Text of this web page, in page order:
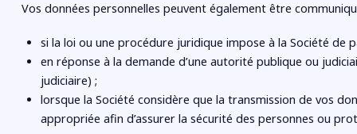
Vos données personnelles peuvent également être
si la loi ou une procédure juridique impose à la Société de
en réponse à la demande d’une autorité publique ou
judiciaire) ;
lorsque la Société considère que la transmission de vos
appropriée afin d’assurer la sécurité des personnes ou